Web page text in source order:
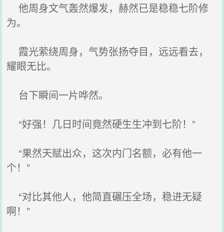
他周身文气轰然爆发，赫然已是稳稳七阶修
为。
霞光萦绕周身，气势张扬夺目，远远看去，
耀眼无比。
台下瞬间一片哗然。
“好强！几日时间竟然硬生生冲到七阶！”
“果然天赋出众，这次内门名额，必有他一
个！”
“对比其他人，他简直碾压全场，稳进无疑
啊！”